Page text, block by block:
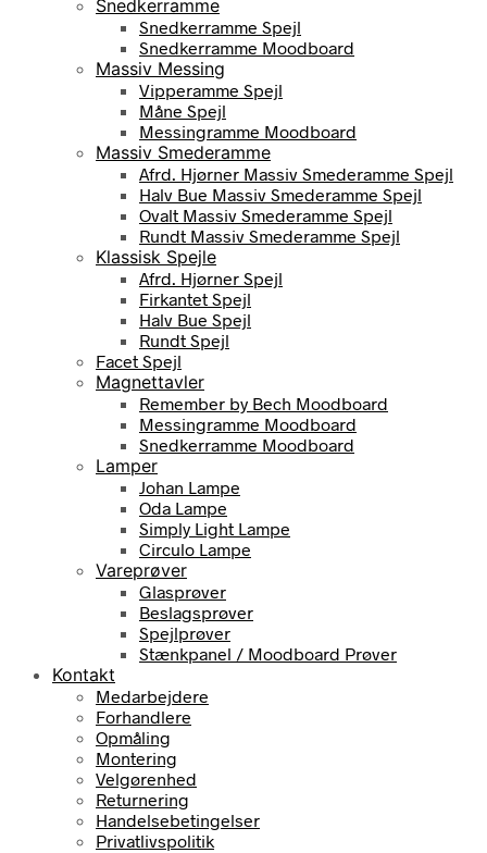
Snedkerramme
Snedkerramme Spejl
Snedkerramme Moodboard
Massiv Messing
Vipperamme Spejl
Måne Spejl
Messingramme Moodboard
Massiv Smederamme
Afrd. Hjørner Massiv Smederamme Spejl
Halv Bue Massiv Smederamme Spejl
Ovalt Massiv Smederamme Spejl
Rundt Massiv Smederamme Spejl
Klassisk Spejle
Afrd. Hjørner Spejl
Firkantet Spejl
Halv Bue Spejl
Rundt Spejl
Facet Spejl
Magnettavler
Remember by Bech Moodboard
Messingramme Moodboard
Snedkerramme Moodboard
Lamper
Johan Lampe
Oda Lampe
Simply Light Lampe
Circulo Lampe
Vareprøver
Glasprøver
Beslagsprøver
Spejlprøver
Stænkpanel / Moodboard Prøver
Kontakt
Medarbejdere
Forhandlere
Opmåling
Montering
Velgørenhed
Returnering
Handelsebetingelser
Privatlivspolitik